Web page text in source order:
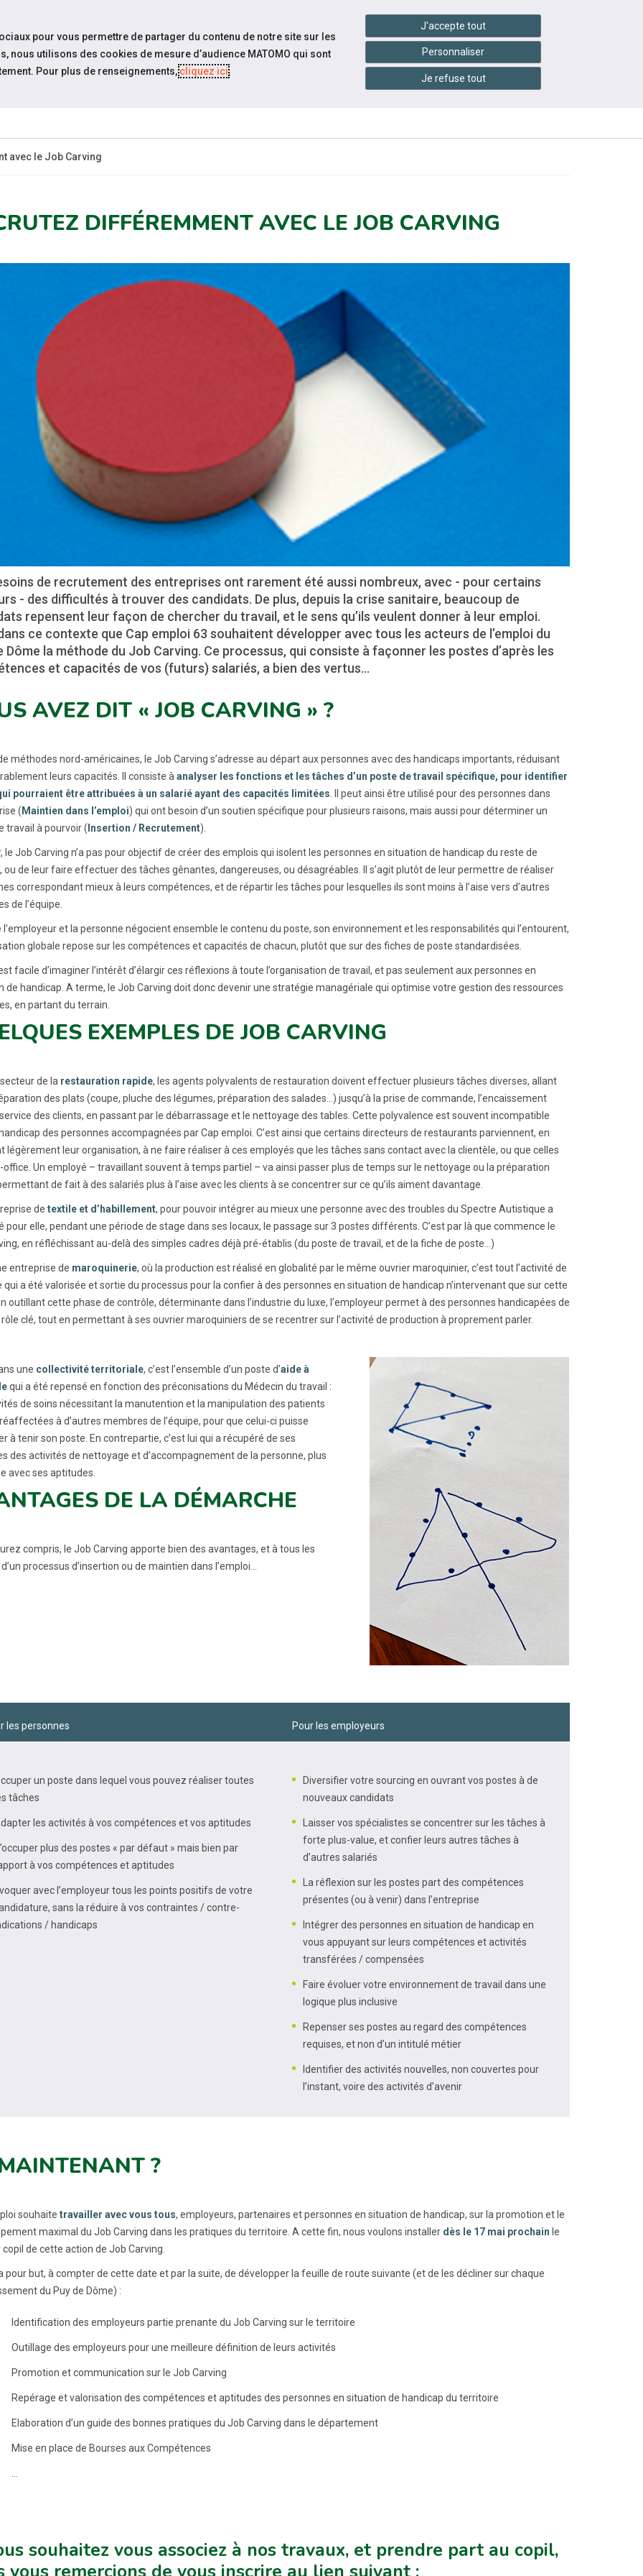
Accessibilité handshake Services en ligne
ESPACE
RESSOURCES
INFOS
PRATIQUES
NOUS
avec le Job Carving
DIFFÉREMMENT AVEC LE JOB CARVING
de recrutement des entreprises ont rarement été aussi nombreux, avec - pour certains
- des difficultés à trouver des candidats. De plus, depuis la crise sanitaire, beaucoup de
repensent leur façon de chercher du travail, et le sens qu’ils veulent donner à leur emploi.
ce contexte que Cap emploi 63 souhaitent développer avec tous les acteurs de l’emploi du
Dôme la méthode du Job Carving. Ce processus, qui consiste à façonner les postes d’après les
et capacités de vos (futurs) salariés, a bien des vertus…
AVEZ DIT « JOB CARVING » ?
méthodes nord-américaines, le Job Carving s’adresse au départ aux personnes avec des handicaps importants, réduisant
leurs capacités. Il consiste à analyser les fonctions et les tâches d’un poste de travail spécifique, pour identifier
pourraient être attribuées à un salarié ayant des capacités limitées . Il peut ainsi être utilisé pour des personnes dans
( Maintien dans l’emploi) qui ont besoin d’un soutien spécifique pour plusieurs raisons, mais aussi pour déterminer un
travail à pourvoir ( Insertion / Recrutement).
le Job Carving n’a pas pour objectif de créer des emplois qui isolent les personnes en situation de handicap du reste de
ou de leur faire effectuer des tâches gênantes, dangereuses, ou désagréables. Il s’agit plutôt de leur permettre de réaliser
correspondant mieux à leurs compétences, et de répartir les tâches pour lesquelles ils sont moins à l’aise vers d’autres
de l’équipe.
l’employeur et la personne négocient ensemble le contenu du poste, son environnement et les responsabilités qui l’entourent,
globale repose sur les compétences et capacités de chacun, plutôt que sur des fiches de poste standardisées.
facile d’imaginer l’intérêt d’élargir ces réflexions à toute l’organisation de travail, et pas seulement aux personnes en
de handicap. A terme, le Job Carving doit donc devenir une stratégie managériale qui optimise votre gestion des ressources
en partant du terrain.
EXEMPLES DE JOB CARVING
de la restauration rapide, les agents polyvalents de restauration doivent effectuer plusieurs tâches diverses, allant
des plats (coupe, pluche des légumes, préparation des salades…) jusqu’à la prise de commande, l’encaissement
des clients, en passant par le débarrassage et le nettoyage des tables. Cette polyvalence est souvent incompatible
des personnes accompagnées par Cap emploi. C’est ainsi que certains directeurs de restaurants parviennent, en
légèrement leur organisation, à ne faire réaliser à ces employés que les tâches sans contact avec la clientèle, ou que celles
office. Un employé – travaillant souvent à temps partiel – va ainsi passer plus de temps sur le nettoyage ou la préparation
de fait à des salariés plus à l’aise avec les clients à se concentrer sur ce qu’ils aiment davantage.
de textile et d’habillement, pour pouvoir intégrer au mieux une personne avec des troubles du Spectre Autistique a
pour elle, pendant une période de stage dans ses locaux, le passage sur 3 postes différents. C’est par là que commence le
en réfléchissant au-delà des simples cadres déjà pré-établis (du poste de travail, et de la fiche de poste…)
entreprise de maroquinerie, où la production est réalisé en globalité par le même ouvrier maroquinier, c’est tout l’activité de
qui a été valorisée et sortie du processus pour la confier à des personnes en situation de handicap n’intervenant que sur cette
outillant cette phase de contrôle, déterminante dans l’industrie du luxe, l’employeur permet à des personnes handicapées de
clé, tout en permettant à ses ouvrier maroquiniers de se recentrer sur l’activité de production à proprement parler.
une collectivité territoriale, c’est l’ensemble d’un poste d’aide à
qui a été repensé en fonction des préconisations du Médecin du travail :
de soins nécessitant la manutention et la manipulation des patients
à d’autres membres de l’équipe, pour que celui-ci puisse
à tenir son poste. En contrepartie, c’est lui qui a récupéré de ses
des activités de nettoyage et d’accompagnement de la personne, plus
avec ses aptitudes.
DE LA DÉMARCHE
compris, le Job Carving apporte bien des avantages, et à tous les
processus d’insertion ou de maintien dans l’emploi…
les personnes Pour les employeurs
un poste dans lequel vous pouvez réaliser toutes
tâches
les activités à vos compétences et vos aptitudes
plus des postes « par défaut » mais bien par
à vos compétences et aptitudes
avec l’employeur tous les points positifs de votre
sans la réduire à vos contraintes / contre-
/ handicaps
Diversifier votre sourcing en ouvrant vos postes à de
nouveaux candidats
Laisser vos spécialistes se concentrer sur les tâches à
forte plus-value, et confier leurs autres tâches à
d’autres salariés
La réflexion sur les postes part des compétences
présentes (ou à venir) dans l’entreprise
Intégrer des personnes en situation de handicap en
vous appuyant sur leurs compétences et activités
transférées / compensées
Faire évoluer votre environnement de travail dans une
logique plus inclusive
Repenser ses postes au regard des compétences
requises, et non d’un intitulé métier
Identifier des activités nouvelles, non couvertes pour
l’instant, voire des activités d’avenir
?
souhaite travailler avec vous tous, employeurs, partenaires et personnes en situation de handicap, sur la promotion et le
maximal du Job Carving dans les pratiques du territoire. A cette fin, nous voulons installer dès le 17 mai prochain le
de cette action de Job Carving.
pour but, à compter de cette date et par la suite, de développer la feuille de route suivante (et de les décliner sur chaque
du Puy de Dôme) :
Identification des employeurs partie prenante du Job Carving sur le territoire
Outillage des employeurs pour une meilleure définition de leurs activités
Promotion et communication sur le Job Carving
Repérage et valorisation des compétences et aptitudes des personnes en situation de handicap du territoire
Elaboration d’un guide des bonnes pratiques du Job Carving dans le département
Mise en place de Bourses aux Compétences
souhaitez vous associez à nos travaux, et prendre part au copil,
pour vous permettre de partager du contenu de notre site sur les
nous utilisons des cookies de mesure d’audience MATOMO qui sont
Pour plus de renseignements,cliquez ici.
J'accepte tout
Personnaliser
Je refuse tout